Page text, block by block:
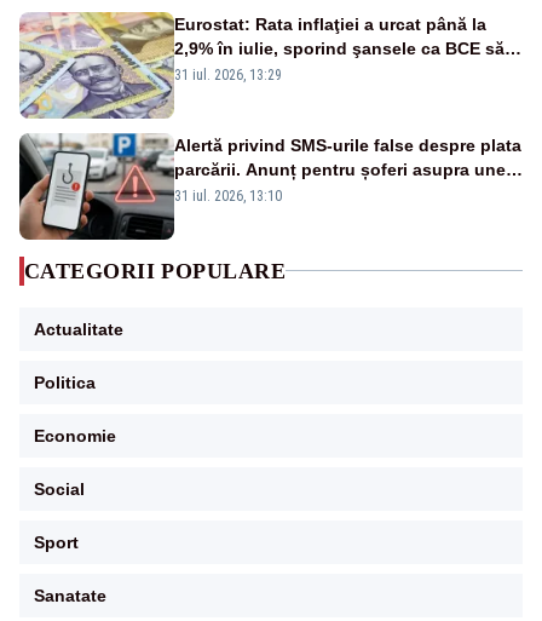
Eurostat: Rata inflaţiei a urcat până la
2,9% în iulie, sporind şansele ca BCE să
majoreze dobânda
31 iul. 2026, 13:29
Alertă privind SMS-urile false despre plata
parcării. Anunț pentru șoferi asupra unei
noi metode de fraudă online
31 iul. 2026, 13:10
CATEGORII POPULARE
Actualitate
Politica
Economie
Social
Sport
Sanatate